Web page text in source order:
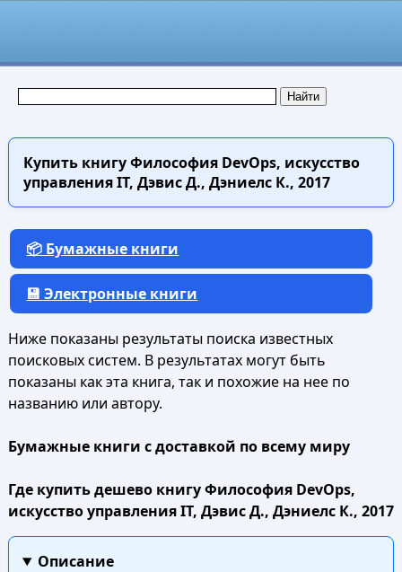
Купить книгуФилософия DevOps, искусство
управления IT, Дэвис Д., Дэниелс К., 2017
📦 Бумажные книги
💾 Электронные книги
Ниже показаны результаты поиска известных
поисковых систем. В результатах могут быть
показаны как эта книга, так и похожие на нее по
названию или автору.
Бумажные книги с доставкой по всему миру
Где купить дешево книгу Философия DevOps,
искусство управления IT, Дэвис Д., Дэниелс К., 2017
Описание